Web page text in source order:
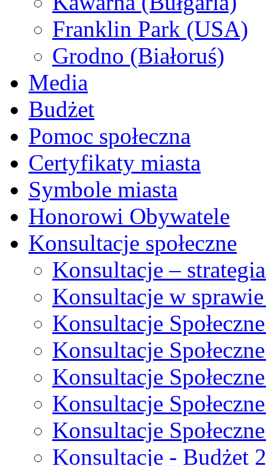
Franklin Park (USA)
Grodno (Białoruś)
Media
Budżet
Pomoc społeczna
Certyfikaty miasta
Symbole miasta
Honorowi Obywatele
Konsultacje społeczne
Konsultacje –
Konsultacje w
Konsultacje
Konsultacje
Konsultacje
Konsultacje
Konsultacje
Konsultacje - Budżet